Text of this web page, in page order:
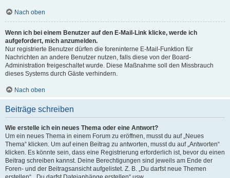
Nach oben
Wenn ich bei einem Benutzer auf den E-Mail-Link klicke, werde ich
aufgefordert, mich anzumelden.
Nur registrierte Benutzer dürfen die foreninterne E-Mail-Funktion für
Nachrichten an andere Benutzer nutzen, falls diese von der Board-
Administration freigeschaltet wurde. Diese Maßnahme soll den Missbrauch
dieses Systems durch Gäste verhindern.
Nach oben
Beiträge schreiben
Wie erstelle ich ein neues Thema oder eine Antwort?
Um ein neues Thema in einem Forum zu eröffnen, musst du auf „Neues
Thema“ klicken. Um auf einen Beitrag zu antworten, musst du auf „Antworten“
klicken. Es könnte sein, dass eine Registrierung erforderlich ist, bevor du einen
Beitrag schreiben kannst. Deine Berechtigungen sind jeweils am Ende der
Foren- und der Beitragsansicht aufgelistet. Z. B. „Du darfst neue Themen